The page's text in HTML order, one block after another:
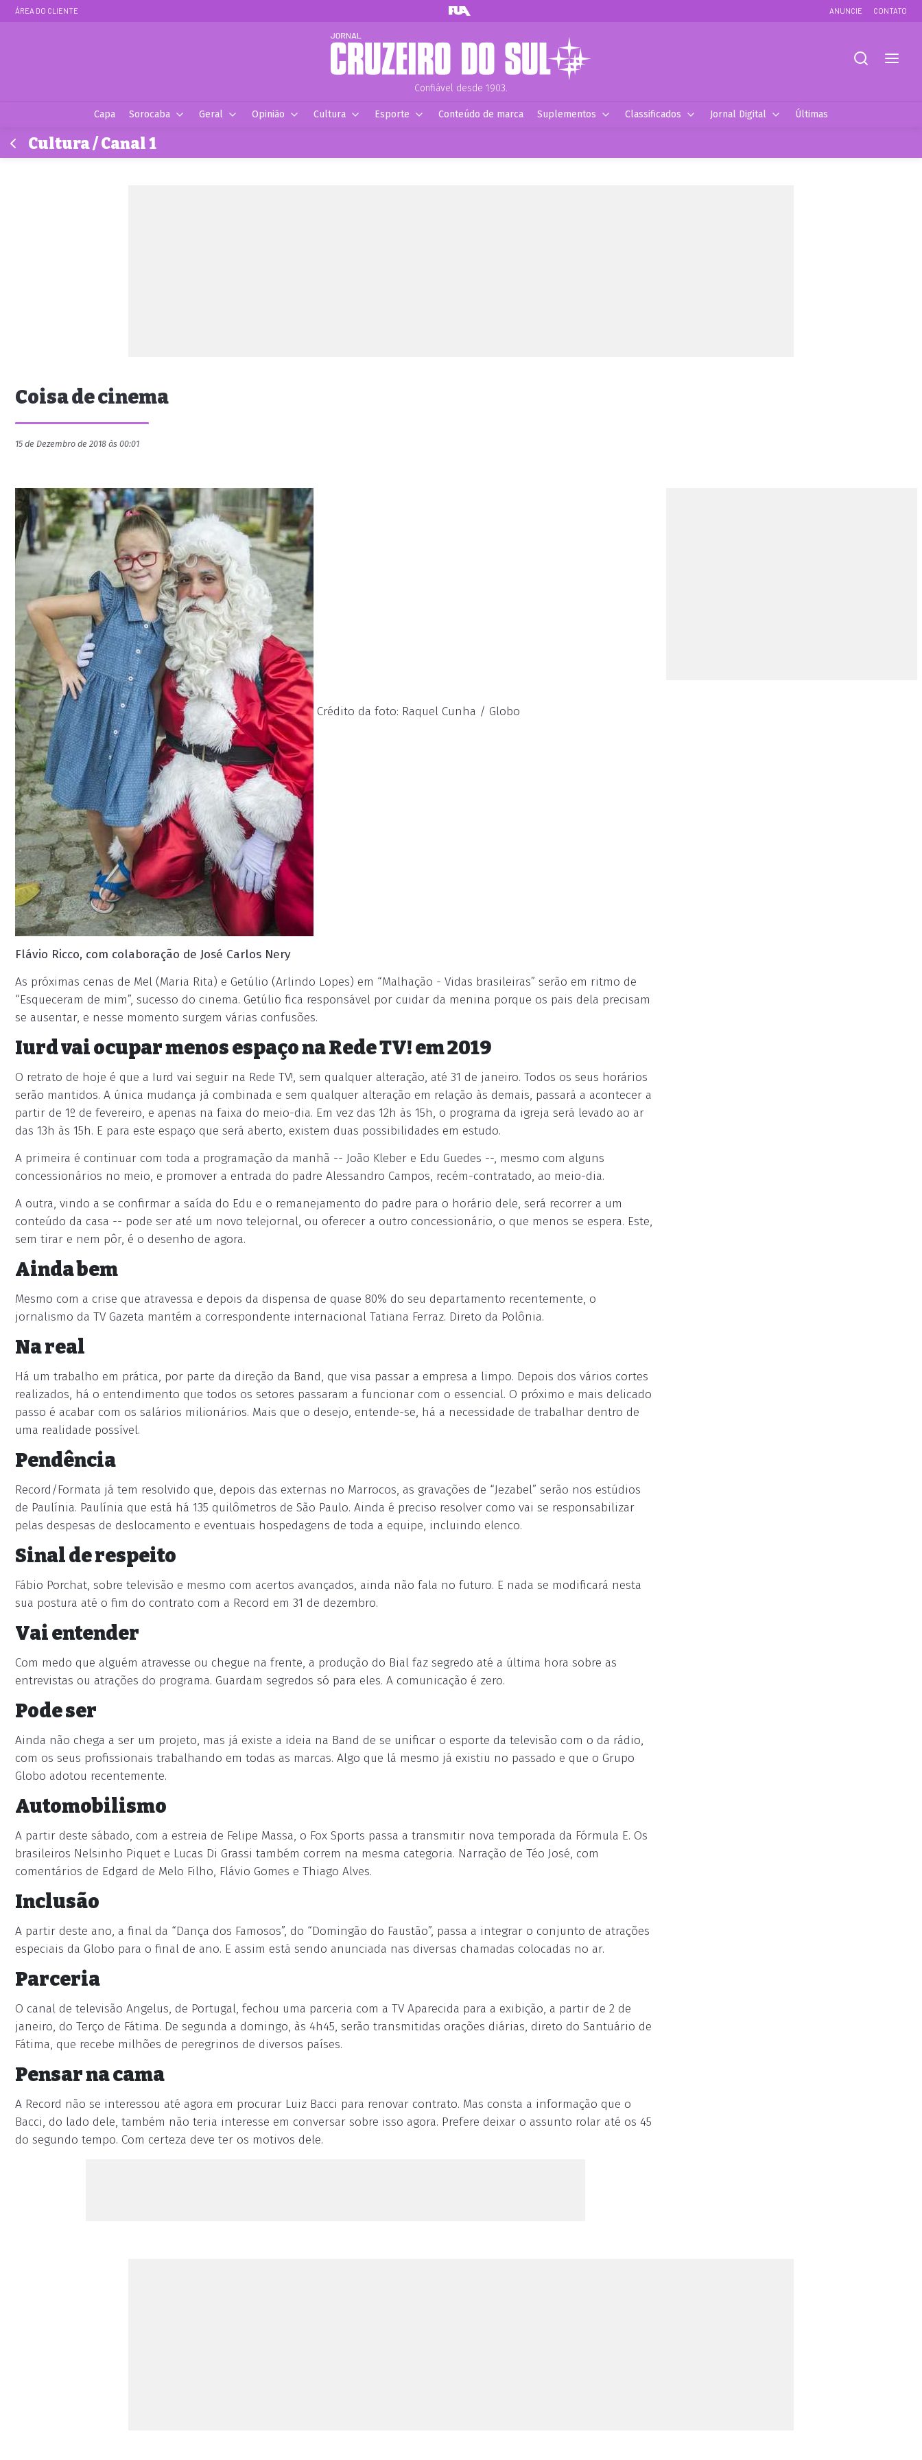
ÁREA DO CLIENTE ANUNCIE CONTATO
Confiável desde 1903.
Capa Sorocaba Geral Opinião Cultura Esporte Conteúdo de marca Suplementos Classificados Jornal Digital Últimas
Cultura / Canal 1
Coisa de cinema
15 de Dezembro de 2018 às 00:01
Crédito da foto: Raquel Cunha / Globo
Flávio Ricco, com colaboração de José Carlos Nery
As próximas cenas de Mel (Maria Rita) e Getúlio (Arlindo Lopes) em “Malhação - Vidas brasileiras” serão em ritmo de
“Esqueceram de mim”, sucesso do cinema. Getúlio fica responsável por cuidar da menina porque os pais dela precisam
se ausentar, e nesse momento surgem várias confusões.
Iurd vai ocupar menos espaço na Rede TV! em 2019
O retrato de hoje é que a Iurd vai seguir na Rede TV!, sem qualquer alteração, até 31 de janeiro. Todos os seus horários
serão mantidos. A única mudança já combinada e sem qualquer alteração em relação às demais, passará a acontecer a
partir de 1º de fevereiro, e apenas na faixa do meio-dia. Em vez das 12h às 15h, o programa da igreja será levado ao ar
das 13h às 15h. E para este espaço que será aberto, existem duas possibilidades em estudo.
A primeira é continuar com toda a programação da manhã -- João Kleber e Edu Guedes --, mesmo com alguns
concessionários no meio, e promover a entrada do padre Alessandro Campos, recém-contratado, ao meio-dia.
A outra, vindo a se confirmar a saída do Edu e o remanejamento do padre para o horário dele, será recorrer a um
conteúdo da casa -- pode ser até um novo telejornal, ou oferecer a outro concessionário, o que menos se espera. Este,
sem tirar e nem pôr, é o desenho de agora.
Ainda bem
Mesmo com a crise que atravessa e depois da dispensa de quase 80% do seu departamento recentemente, o
jornalismo da TV Gazeta mantém a correspondente internacional Tatiana Ferraz. Direto da Polônia.
Na real
Há um trabalho em prática, por parte da direção da Band, que visa passar a empresa a limpo. Depois dos vários cortes
realizados, há o entendimento que todos os setores passaram a funcionar com o essencial. O próximo e mais delicado
passo é acabar com os salários milionários. Mais que o desejo, entende-se, há a necessidade de trabalhar dentro de
uma realidade possível.
Pendência
Record/Formata já tem resolvido que, depois das externas no Marrocos, as gravações de “Jezabel” serão nos estúdios
de Paulínia. Paulínia que está há 135 quilômetros de São Paulo. Ainda é preciso resolver como vai se responsabilizar
pelas despesas de deslocamento e eventuais hospedagens de toda a equipe, incluindo elenco.
Sinal de respeito
Fábio Porchat, sobre televisão e mesmo com acertos avançados, ainda não fala no futuro. E nada se modificará nesta
sua postura até o fim do contrato com a Record em 31 de dezembro.
Vai entender
Com medo que alguém atravesse ou chegue na frente, a produção do Bial faz segredo até a última hora sobre as
entrevistas ou atrações do programa. Guardam segredos só para eles. A comunicação é zero.
Pode ser
Ainda não chega a ser um projeto, mas já existe a ideia na Band de se unificar o esporte da televisão com o da rádio,
com os seus profissionais trabalhando em todas as marcas. Algo que lá mesmo já existiu no passado e que o Grupo
Globo adotou recentemente.
Automobilismo
A partir deste sábado, com a estreia de Felipe Massa, o Fox Sports passa a transmitir nova temporada da Fórmula E. Os
brasileiros Nelsinho Piquet e Lucas Di Grassi também correm na mesma categoria. Narração de Téo José, com
comentários de Edgard de Melo Filho, Flávio Gomes e Thiago Alves.
Inclusão
A partir deste ano, a final da “Dança dos Famosos”, do “Domingão do Faustão”, passa a integrar o conjunto de atrações
especiais da Globo para o final de ano. E assim está sendo anunciada nas diversas chamadas colocadas no ar.
Parceria
O canal de televisão Angelus, de Portugal, fechou uma parceria com a TV Aparecida para a exibição, a partir de 2 de
janeiro, do Terço de Fátima. De segunda a domingo, às 4h45, serão transmitidas orações diárias, direto do Santuário de
Fátima, que recebe milhões de peregrinos de diversos países.
Pensar na cama
A Record não se interessou até agora em procurar Luiz Bacci para renovar contrato. Mas consta a informação que o
Bacci, do lado dele, também não teria interesse em conversar sobre isso agora. Prefere deixar o assunto rolar até os 45
do segundo tempo. Com certeza deve ter os motivos dele.